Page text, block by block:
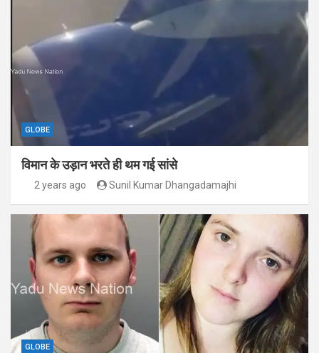
GLOBE
विमान के उड़ान भरते ही थम गई सांसे
2 years ago Sunil Kumar Dhangadamajhi
GLOBE